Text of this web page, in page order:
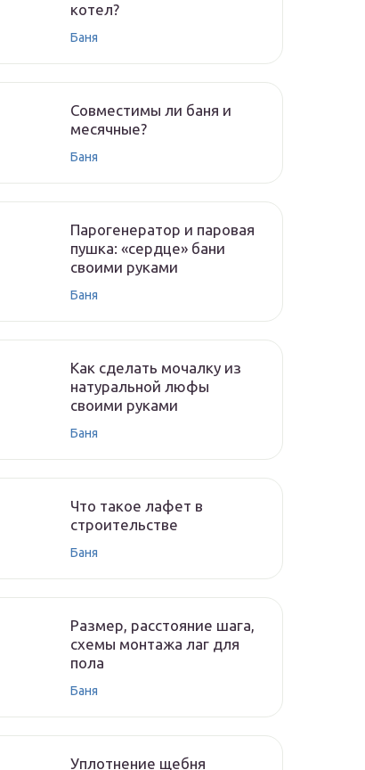
котел?
Баня
Совместимы ли баня и
месячные?
Баня
Парогенератор и паровая
пушка: «сердце» бани
своими руками
Баня
Как сделать мочалку из
натуральной люфы
своими руками
Баня
Что такое лафет в
строительстве
Баня
Размер, расстояние шага,
схемы монтажа лаг для
пола
Баня
Уплотнение щебня